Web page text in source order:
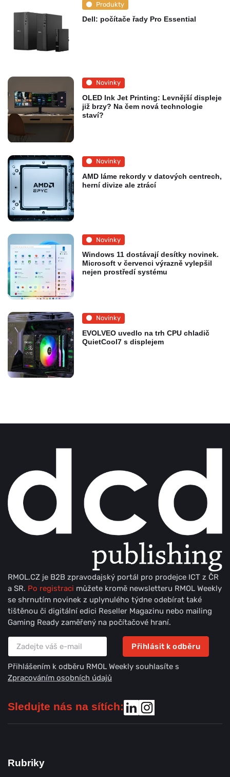
Produkty
Dell: počítače řady Pro Essential
Novinky
OLED Ink Jet Printing: Levnější displeje
již brzy? Na čem nová technologie
staví?
Novinky
AMD láme rekordy v datových centrech,
herní divize ale ztrácí
Novinky
Windows 11 dostávají desítky novinek.
Microsoft v červenci výrazně vylepšil
nejen prostředí systému
Novinky
EVOLVEO uvedlo na trh CPU chladič
QuietCool7 s displejem
RMOL.CZ je B2B zpravodajský portál pro prodejce ICT z ČR
a SR. Po registraci můžete kromě newsletteru RMOL Weekly
se shrnutím novinek z uplynulého týdne odebírat také
tištěnou či digitální edici Reseller Magazinu nebo mailing
Gaming Ready zaměřený na počítačové hraní.
Přihlásit k odběru
Přihlášením k odběru RMOL Weekly souhlasíte s
Zpracováním osobních údajů
Sledujte nás na sítích:
Rubriky